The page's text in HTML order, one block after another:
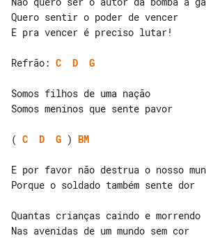
Quero sentir o poder de vencer
E pra vencer é preciso lutar!
Refrão: C D G
Somos filhos de uma nação
Somos meninos que sente pavor
( C D G ) BM
E por favor não destrua o nosso
Porque o soldado também sente dor
Quantas crianças caindo e morrendo
Nas avenidas de um mundo sem cor